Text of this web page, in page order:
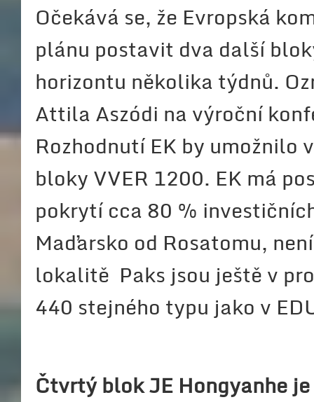
Očekává se, že Evropská
plánu postavit dva další
horizontu několika týdnů.
Attila Aszódi na výroční
Rozhodnutí EK by
bloky VVER 1200. EK má
pokrytí cca 80 %
Maďarsko od Rosatomu,
lokalitě Paks jsou ještě v
440 stejného typu jako v
Čtvrtý blok JE Hongyanhe